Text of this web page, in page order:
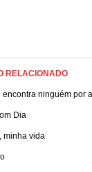
RELACIONADO
encontra ninguém por
Dia
minha vida